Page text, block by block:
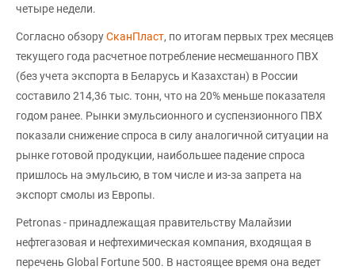
четыре недели.
Согласно обзоруСканПласт, по итогам первых трех месяцев
текущего года расчетное потребление несмешанного ПВХ
(без учета экспорта в Беларусь и Казахстан) в России
составило 214,36 тыс. тонн, что на 20% меньше показателя
годом ранее. Рынки эмульсионного и суспензионного ПВХ
показали снижение спроса в силу аналогичной ситуации на
рынке готовой продукции, наибольшее падение спроса
пришлось на эмульсию, в том числе и из-за запрета на
экспорт смолы из Европы.
Petronas - принадлежащая правительству Малайзии
нефтегазовая и нефтехимическая компания, входящая в
перечень Global Fortune 500. В настоящее время она ведет